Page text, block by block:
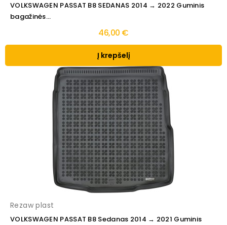
VOLKSWAGEN PASSAT B8 SEDANAS 2014 → 2022 Guminis
bagažinės...
46,00 €
Į krepšelį
Rezaw plast
VOLKSWAGEN PASSAT B8 Sedanas 2014 → 2021 Guminis